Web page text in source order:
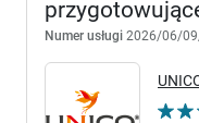
Numer usługi 2026/06/